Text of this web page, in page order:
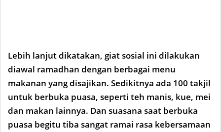
Lebih lanjut dikatakan, giat sosial ini dilakukan
diawal ramadhan dengan berbagai menu
makanan yang disajikan. Sedikitnya ada 100 takjil
untuk berbuka puasa, seperti teh manis, kue, mei
dan makan lainnya. Dan suasana saat berbuka
puasa begitu tiba sangat ramai rasa kebersamaan